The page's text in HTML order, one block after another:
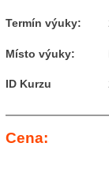
Termín výuky:
Místo výuky:
ID Kurzu
Cena: